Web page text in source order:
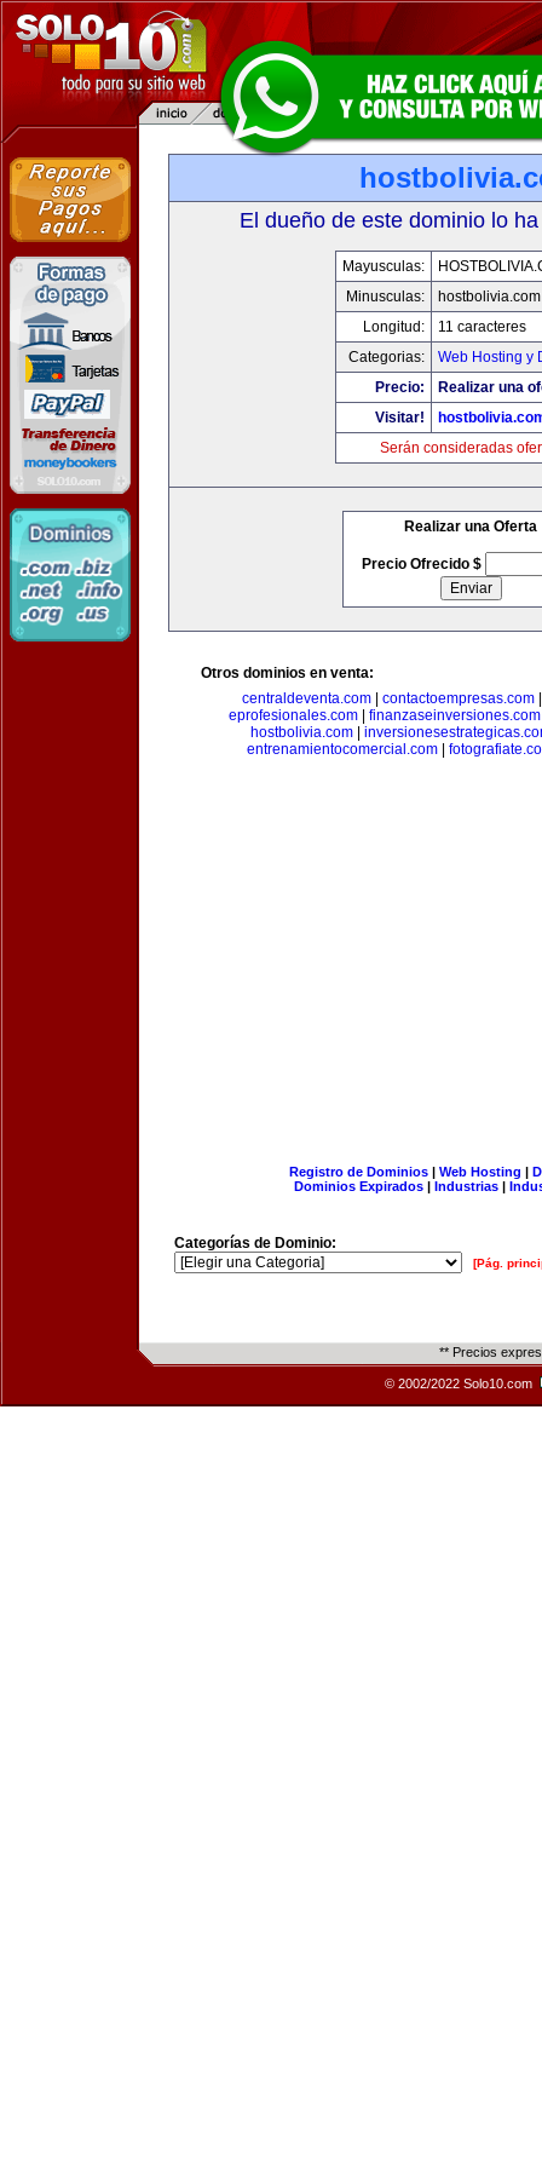
El dueño de este dominio lo
Mayusculas:
Minusculas:
hostbolivia.com
Longitud:
11 caracteres
Categorias:
Web Hosting y
Precio:
Realizar una
Visitar!
Serán consideradas
Realizar una Oferta
Precio Ofrecido $
Otros dominios en venta:
centraldeventa.com
contactoempresas.com
eprofesionales.com
finanzaseinversiones.com
hostbolivia.com
entrenamientocomercial.com
Registro de Dominios| Web Hosting |
Dominios Expirados | Industrias |
Categorías de Dominio:
[Pág.
** Precios
© 2002/2022 Solo10.com